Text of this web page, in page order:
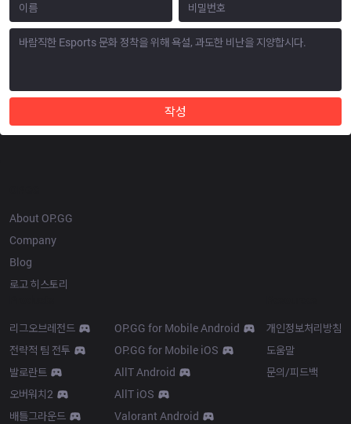
작성
About OP.GG
Company
Blog
로고 히스토리
리그오브레전드
전략적 팀 전투
발로란트
오버워치2
배틀그라운드
OP.GG for Mobile Android
OP.GG for Mobile iOS
AllT Android
AllT iOS
Valorant Android
개인정보처리방침
도움말
문의/피드백